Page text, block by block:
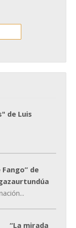
de Luis
de
“La mirada